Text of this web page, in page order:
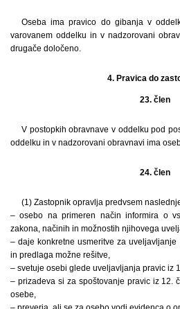
Oseba ima pravico do gibanja v
varovanem oddelku in v nadzorovani
drugače določeno.
4. Pravica do
23. člen
V postopkih obravnave v oddelku pod
oddelku in v nadzorovani obravnavi ima
24. člen
(1) Zastopnik opravlja predvsem
– osebo na primeren način informira o
zakona, načinih in možnostih njihovega
– daje konkretne usmeritve za
in predlaga možne rešitve,
– svetuje osebi glede uveljavljanja pravic iz
– prizadeva si za spoštovanje pravic iz 12.
osebe,